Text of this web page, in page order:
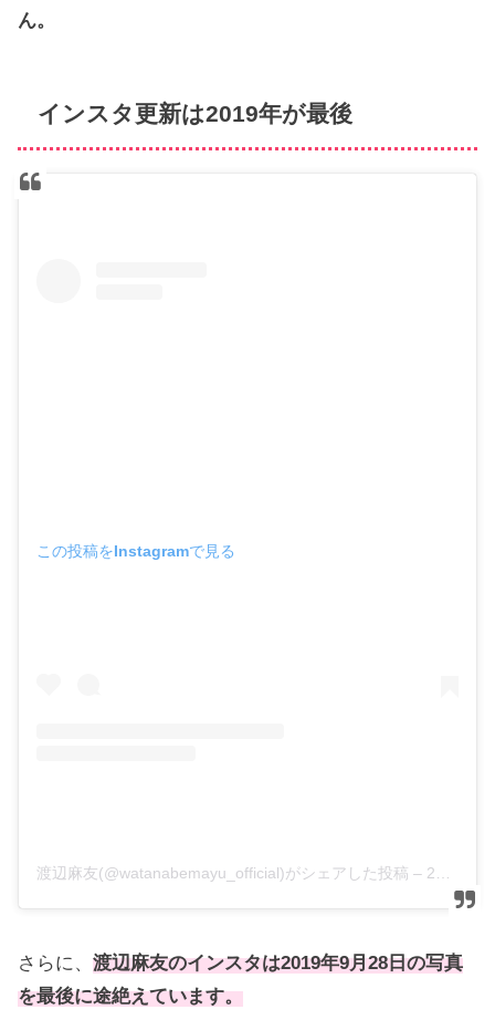
ん。
インスタ更新は2019年が最後
この投稿をInstagramで見る
渡辺麻友(@watanabemayu_official)がシェアした投稿 – 2019年 9月月28日午前4時08分PDT
さらに、渡辺麻友のインスタは2019年9月28日の写真
を最後に途絶えています。